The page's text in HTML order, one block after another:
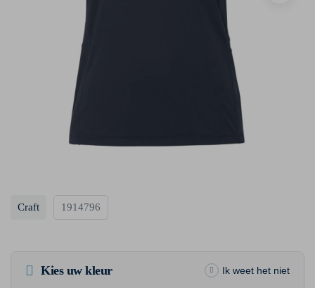
Craft 1914796
Kies uw kleur Ik weet het niet